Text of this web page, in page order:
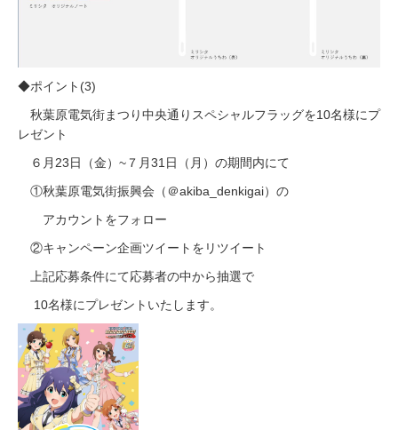
◆ポイント(3)
秋葉原電気街まつり中央通りスペシャルフラッグを10名様にプ
レゼント
６月23日（金）~７月31日（月）の期間内にて
①秋葉原電気街振興会（＠akiba_denkigai）の
アカウントをフォロー
②キャンペーン企画ツイートをリツイート
上記応募条件にて応募者の中から抽選で
10名様にプレゼントいたします。